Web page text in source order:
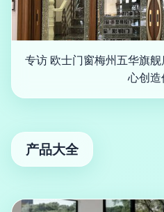
专访 欧士门窗梅州五华旗
心创造
产品大全